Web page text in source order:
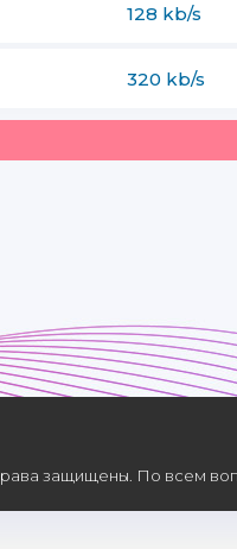
128 kb/s
320 kb/s
защищены. По всем